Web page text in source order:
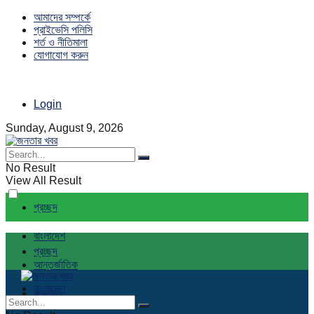
আমাদের সম্পর্কে
প্রাইভেসি পলিসি
শর্ত ও নীতিমালা
যোগাযোগ করুন
Login
Sunday, August 9, 2026
No Result
View All Result
প্রচ্ছদ
বাংলাদেশ
আন্তর্জাতিক
রাজনীতি
প্রচ্ছদ
বাংলাদেশ